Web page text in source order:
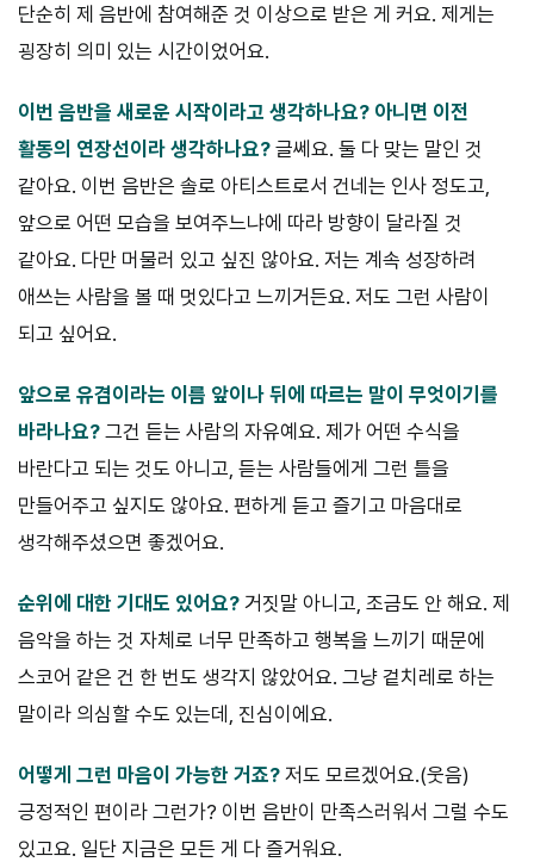
단순히 제 음반에 참여해준 것 이상으로 받은 게 커요. 제게는
굉장히 의미 있는 시간이었어요.
이번 음반을 새로운 시작이라고 생각하나요? 아니면 이전
활동의 연장선이라 생각하나요? 글쎄요. 둘 다 맞는 말인 것
같아요. 이번 음반은 솔로 아티스트로서 건네는 인사 정도고,
앞으로 어떤 모습을 보여주느냐에 따라 방향이 달라질 것
같아요. 다만 머물러 있고 싶진 않아요. 저는 계속 성장하려
애쓰는 사람을 볼 때 멋있다고 느끼거든요. 저도 그런 사람이
되고 싶어요.
앞으로 유겸이라는 이름 앞이나 뒤에 따르는 말이 무엇이기를
바라나요? 그건 듣는 사람의 자유예요. 제가 어떤 수식을
바란다고 되는 것도 아니고, 듣는 사람들에게 그런 틀을
만들어주고 싶지도 않아요. 편하게 듣고 즐기고 마음대로
생각해주셨으면 좋겠어요.
순위에 대한 기대도 있어요? 거짓말 아니고, 조금도 안 해요. 제
음악을 하는 것 자체로 너무 만족하고 행복을 느끼기 때문에
스코어 같은 건 한 번도 생각지 않았어요. 그냥 겉치레로 하는
말이라 의심할 수도 있는데, 진심이에요.
어떻게 그런 마음이 가능한 거죠? 저도 모르겠어요.(웃음)
긍정적인 편이라 그런가? 이번 음반이 만족스러워서 그럴 수도
있고요. 일단 지금은 모든 게 다 즐거워요.